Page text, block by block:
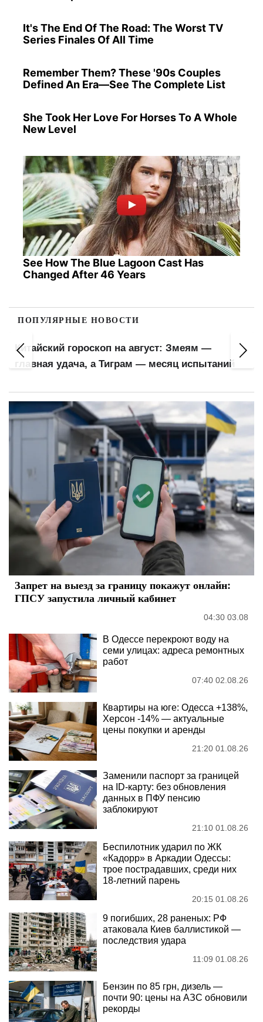
It's The End Of The Road: The Worst TV
Series Finales Of All Time
Remember Them? These '90s Couples
Defined An Era—See The Complete List
She Took Her Love For Horses To A Whole
New Level
See How The Blue Lagoon Cast Has
Changed After 46 Years
ПОПУЛЯРНЫЕ НОВОСТИ
Китайский гороскоп на август: Змеям —
главная удача, а Тиграм — месяц испытаний
Запрет на выезд за границу покажут онлайн:
ГПСУ запустила личный кабинет
04:30 03.08
В Одессе перекроют воду на
семи улицах: адреса ремонтных
работ
07:40 02.08.26
Квартиры на юге: Одесса +138%,
Херсон -14% — актуальные
цены покупки и аренды
21:20 01.08.26
Заменили паспорт за границей
на ID-карту: без обновления
данных в ПФУ пенсию
заблокируют
21:10 01.08.26
Беспилотник ударил по ЖК
«Кадорр» в Аркадии Одессы:
трое пострадавших, среди них
18-летний парень
20:15 01.08.26
9 погибших, 28 раненых: РФ
атаковала Киев баллистикой —
последствия удара
11:09 01.08.26
Бензин по 85 грн, дизель —
почти 90: цены на АЗС обновили
рекорды